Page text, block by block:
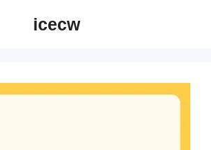
icecw